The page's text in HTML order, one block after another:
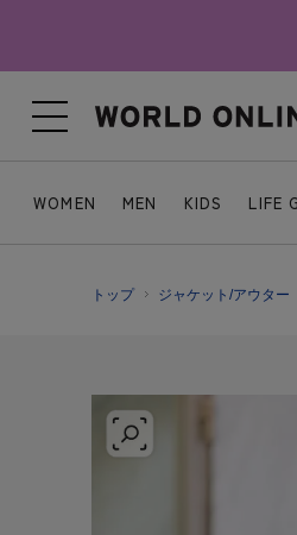
WOMEN MEN KIDS LIFE
トップ ジャケット/アウター